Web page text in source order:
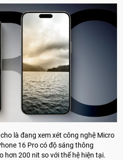
là đang xem xét công nghệ Micro
16 Pro có độ sáng thông
hơn 200 nit so với thế hệ hiện tại.